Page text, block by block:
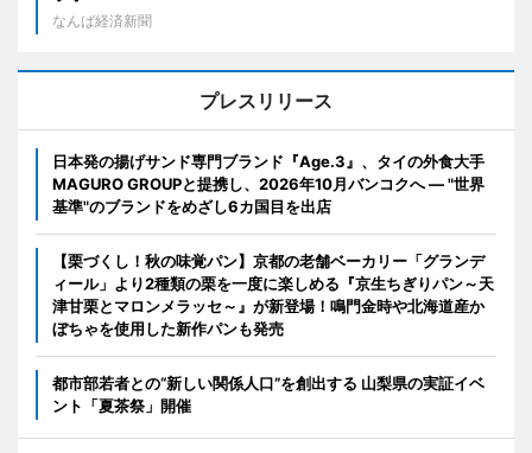
なんば経済新聞
プレスリリース
日本発の揚げサンド専門ブランド『Age.3』、タイの外食大手
MAGURO GROUPと提携し、2026年10月バンコクへ ― "世界
基準"のブランドをめざし6カ国目を出店
【栗づくし！秋の味覚パン】京都の老舗ベーカリー「グランデ
ィール」より2種類の栗を一度に楽しめる『京生ちぎりパン～天
津甘栗とマロンメラッセ～』が新登場！鳴門金時や北海道産か
ぼちゃを使用した新作パンも発売
都市部若者との“新しい関係人口”を創出する 山梨県の実証イベ
ント「夏茶祭」開催